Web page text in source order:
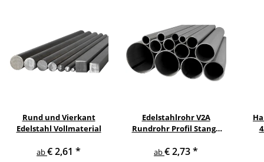
Rund und Vierkant
Edelstahl Vollmaterial
ab€ 2,61 *
Edelstahlrohr V2A
Rundrohr Profil Stange
Durchmessern
ab€ 2,73*